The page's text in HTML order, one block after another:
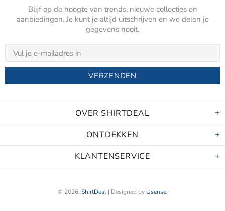
Blijf op de hoogte van trends, nieuwe collecties en
aanbiedingen. Je kunt je altijd uitschrijven en we delen je
gegevens nooit.
OVER SHIRTDEAL
ONTDEKKEN
KLANTENSERVICE
© 2026, ShirtDeal| Designed by Usense.